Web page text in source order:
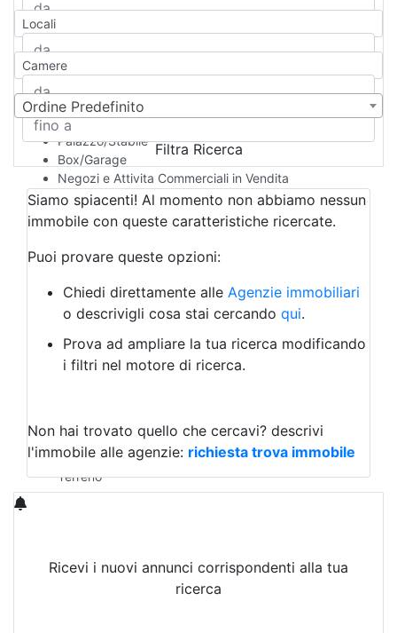
Attico/Mansarda
Rustico/Casale
Camera d'Albergo
Multiproprietà
Palazzo/Stabile
Box/Garage
Negozi e Attivita Commerciali in Vendita
Qualsiasi
Attività/Licenza Commerciale
Azienda Agricola
Bar/Ristorante
Albergo
Laboratorio Artigianale
Negozio/locale commerciale
Agriturismo
Magazzini
Qualsiasi
Terreno edificabile
Terreno
Locali
Camere
Ordine Predefinito
Filtra Ricerca
Siamo spiacenti! Al momento non abbiamo nessun
immobile con queste caratteristiche ricercate.
Puoi provare queste opzioni:
Chiedi direttamente alle Agenzie immobiliari
o descrivigli cosa stai cercando qui.
Prova ad ampliare la tua ricerca modificando
i filtri nel motore di ricerca.
Non hai trovato quello che cercavi? descrivi
l'immobile alle agenzie: richiesta trova immobile
Ricevi i nuovi annunci corrispondenti alla tua
ricerca